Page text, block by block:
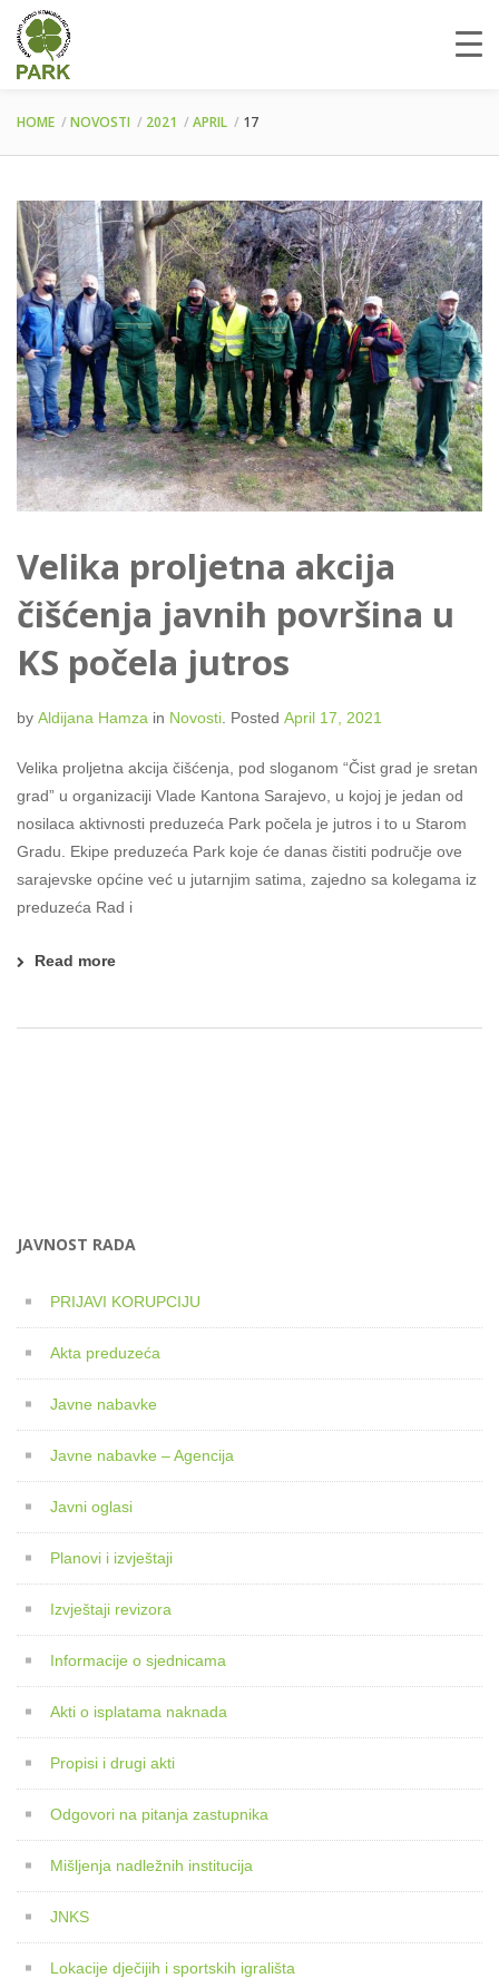
HOME NOVOSTI 2021 APRIL 17
Velika proljetna akcija
čišćenja javnih površina u
KS počela jutros
by Aldijana Hamza in Novosti Posted April 17, 2021
Velika proljetna akcija čišćenja, pod sloganom “Čist grad je sretan
grad” u organizaciji Vlade Kantona Sarajevo, u kojoj je jedan od
nosilaca aktivnosti preduzeća Park počela je jutros i to u Starom
Gradu. Ekipe preduzeća Park koje će danas čistiti područje ove
sarajevske općine već u jutarnjim satima, zajedno sa kolegama iz
preduzeća Rad i
Read more
JAVNOST RADA
PRIJAVI KORUPCIJU
Akta preduzeća
Javne nabavke
Javne nabavke – Agencija
Javni oglasi
Planovi i izvještaji
Izvještaji revizora
Informacije o sjednicama
Akti o isplatama naknada
Propisi i drugi akti
Odgovori na pitanja zastupnika
Mišljenja nadležnih institucija
JNKS
Lokacije dječijih i sportskih igrališta